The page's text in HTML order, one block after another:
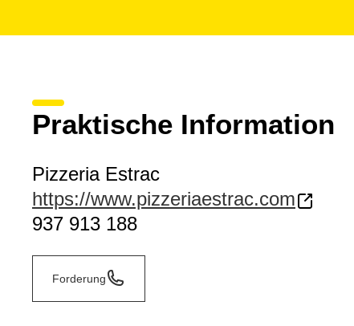
Praktische Information
Pizzeria Estrac
https://www.pizzeriaestrac.com
937 913 188
Forderung